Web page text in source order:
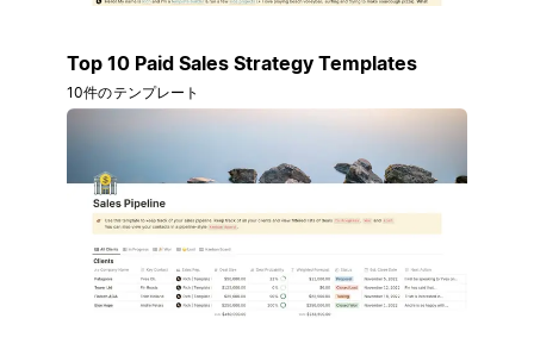
Top 10 Paid Sales Strategy Templates
10件のテンプレート